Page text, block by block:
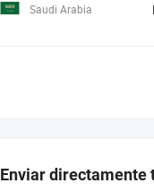
Saudi Arabia
Enviar directamente